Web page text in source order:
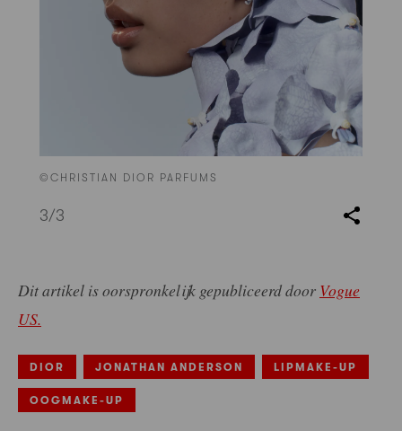
©CHRISTIAN DIOR PARFUMS
3/3
Dit artikel is oorspronkelijk gepubliceerd door Vogue
US.
DIOR JONATHAN ANDERSON LIPMAKE-UP
OOGMAKE-UP